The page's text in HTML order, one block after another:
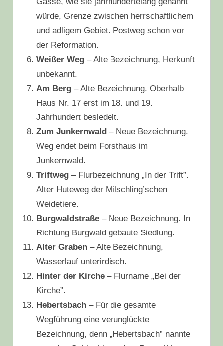
würde, Grenze zwischen herrschaftlichem
und adligem Gebiet. Postweg schon vor
der Reformation.
Weißer Weg – Alte Bezeichnung, Herkunft
unbekannt.
Am Berg – Alte Bezeichnung. Oberhalb
Haus Nr. 17 erst im 18. und 19.
Jahrhundert besiedelt.
Zum Junkernwald – Neue Bezeichnung.
Weg endet beim Forsthaus im
Junkernwald.
Triftweg – Flurbezeichnung „In der Trift”.
Alter Huteweg der Milschling’schen
Weidetiere.
Burgwaldstraße– Neue Bezeichnung. In
Richtung Burgwald gebaute Siedlung.
Alter Graben – Alte Bezeichnung,
Wasserlauf unterirdisch.
Hinter der Kirche – Flurname „Bei der
Kirche”.
Hebertsbach– Für die gesamte
Wegführung eine verunglückte
Bezeichnung, denn „Hebertsbach” nannte